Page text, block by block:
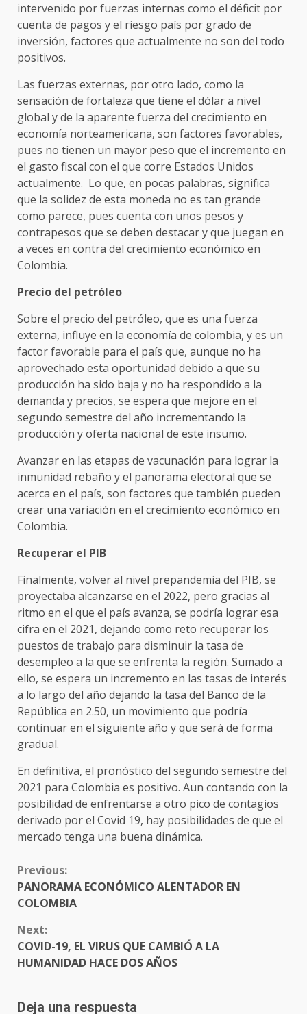
intervenido por fuerzas internas como el déficit por
cuenta de pagos y el riesgo país por grado de
inversión, factores que actualmente no son del todo
positivos.
Las fuerzas externas, por otro lado, como la
sensación de fortaleza que tiene el dólar a nivel
global y de la aparente fuerza del crecimiento en
economía norteamericana, son factores favorables,
pues no tienen un mayor peso que el incremento en
el gasto fiscal con el que corre Estados Unidos
actualmente. Lo que, en pocas palabras, significa
que la solidez de esta moneda no es tan grande
como parece, pues cuenta con unos pesos y
contrapesos que se deben destacar y que juegan en
a veces en contra del crecimiento económico en
Colombia.
Precio del petróleo
Sobre el precio del petróleo, que es una fuerza
externa, influye en la economía de colombia, y es un
factor favorable para el país que, aunque no ha
aprovechado esta oportunidad debido a que su
producción ha sido baja y no ha respondido a la
demanda y precios, se espera que mejore en el
segundo semestre del año incrementando la
producción y oferta nacional de este insumo.
Avanzar en las etapas de vacunación para lograr la
inmunidad rebaño y el panorama electoral que se
acerca en el país, son factores que también pueden
crear una variación en el crecimiento económico en
Colombia.
Recuperar el PIB
Finalmente, volver al nivel prepandemia del PIB, se
proyectaba alcanzarse en el 2022, pero gracias al
ritmo en el que el país avanza, se podría lograr esa
cifra en el 2021, dejando como reto recuperar los
puestos de trabajo para disminuir la tasa de
desempleo a la que se enfrenta la región. Sumado a
ello, se espera un incremento en las tasas de interés
a lo largo del año dejando la tasa del Banco de la
República en 2.50, un movimiento que podría
continuar en el siguiente año y que será de forma
gradual.
En definitiva, el pronóstico del segundo semestre del
2021 para Colombia es positivo. Aun contando con la
posibilidad de enfrentarse a otro pico de contagios
derivado por el Covid 19, hay posibilidades de que el
mercado tenga una buena dinámica.
CONTINUE
READING
Previous:
PANORAMA ECONÓMICO ALENTADOR EN
COLOMBIA
Next:
COVID-19, EL VIRUS QUE CAMBIÓ A LA
HUMANIDAD HACE DOS AÑOS
Deja una respuesta